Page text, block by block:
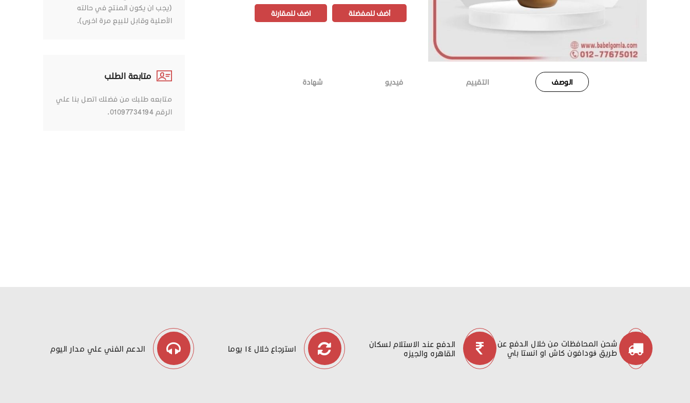
أضف للمفضلة اضف للمقارنة
الوصف التقييم فيديو شهادة
(يجب ان يكون المنتج في حالته
الأصلية وقابل للبيع مرة اخرى).
متابعة الطلب
متابعه طلبك من فضلك اتصل بنا علي
الرقم 01097734194.
شحن المحافظات من خلال الدفع عن
طريق ڤودافون كاش او انستا باي
الدفع عند الاستلام لسكان
القاهره والجيزه
استرجاع خلال ١٤ يوما الدعم الفني علي مدار اليوم